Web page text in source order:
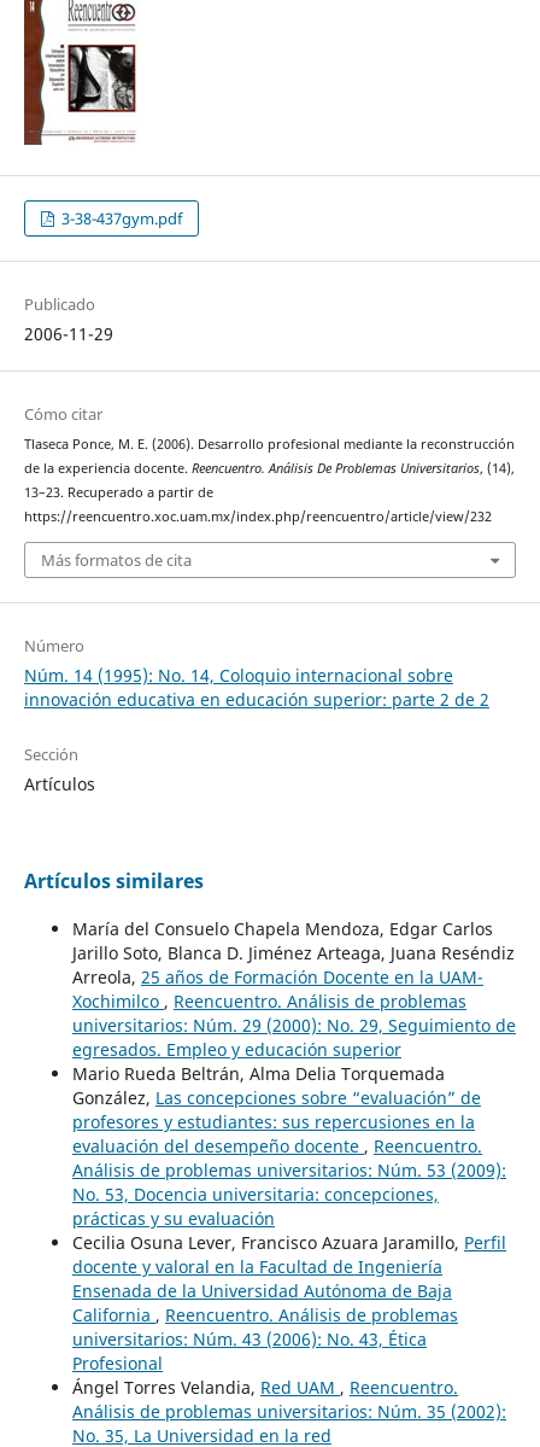
3-38-437gym.pdf
Publicado
2006-11-29
Cómo citar
Tlaseca Ponce, M. E. (2006). Desarrollo profesional mediante la reconstrucción
de la experiencia docente. Reencuentro. Análisis De Problemas Universitarios, (14),
13–23. Recuperado a partir de
https://reencuentro.xoc.uam.mx/index.php/reencuentro/article/view/232
Más formatos de cita
Número
Núm. 14 (1995): No. 14, Coloquio internacional sobre
innovación educativa en educación superior: parte 2 de 2
Sección
Artículos
Artículos similares
María del Consuelo Chapela Mendoza, Edgar Carlos
Jarillo Soto, Blanca D. Jiménez Arteaga, Juana Reséndiz
Arreola, 25 años de Formación Docente en la UAM-
Xochimilco , Reencuentro. Análisis de problemas
universitarios: Núm. 29 (2000): No. 29, Seguimiento de
egresados. Empleo y educación superior
Mario Rueda Beltrán, Alma Delia Torquemada
González, Las concepciones sobre “evaluación” de
profesores y estudiantes: sus repercusiones en la
evaluación del desempeño docente , Reencuentro.
Análisis de problemas universitarios: Núm. 53 (2009):
No. 53, Docencia universitaria: concepciones,
prácticas y su evaluación
Cecilia Osuna Lever, Francisco Azuara Jaramillo, Perfil
docente y valoral en la Facultad de Ingeniería
Ensenada de la Universidad Autónoma de Baja
California , Reencuentro. Análisis de problemas
universitarios: Núm. 43 (2006): No. 43, Ética
Profesional
Ángel Torres Velandia, Red UAM , Reencuentro.
Análisis de problemas universitarios: Núm. 35 (2002):
No. 35, La Universidad en la red